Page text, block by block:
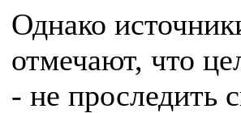
Однако
отмечают, что
- не проследить